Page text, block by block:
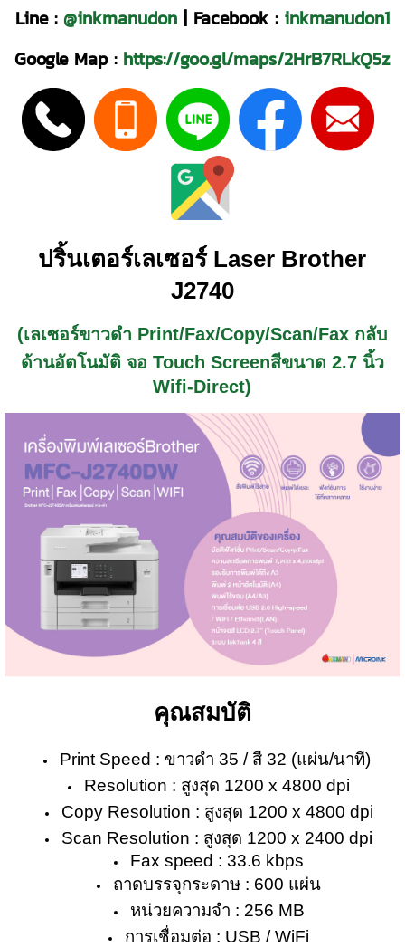
Line : @inkmanudon | Facebook : inkmanudon1
Google Map : https://goo.gl/maps/2HrB7RLkQ5z
ปริ้นเตอร์เลเซอร์ Laser Brother
J2740
(เลเซอร์ขาวดำ Print/Fax/Copy/Scan/Fax กลับ
ด้านอัตโนมัติ จอ Touch Screenสีขนาด 2.7 นิ้ว
Wifi-Direct)
คุณสมบัติ
Print Speed : ขาวดำ 35 / สี 32 (แผ่น/นาที)
Resolution : สูงสุด 1200 x 4800 dpi
Copy Resolution : สูงสุด 1200 x 4800 dpi
Scan Resolution : สูงสุด 1200 x 2400 dpi
Fax speed : 33.6 kbps
ถาดบรรจุกระดาษ : 600 แผ่น
หน่วยความจำ : 256 MB
การเชื่อมต่อ : USB / WiFi